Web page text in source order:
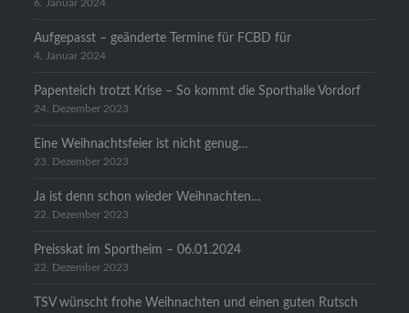
6. Januar 2024
Aufgepasst – geänderte Termine für FCBD für
4. Januar 2024
Papenteich trotzt Krise – So kommt die Sporthalle Vordorf
24. Dezember 2023
Eine Weihnachtsfeier ist nicht genug…
23. Dezember 2023
Ja ist denn schon wieder Weihnachten…
22. Dezember 2023
Preisskat im Sportheim – 06.01.2024
22. Dezember 2023
TSV wünscht frohe Weihnachten und einen guten Rutsch